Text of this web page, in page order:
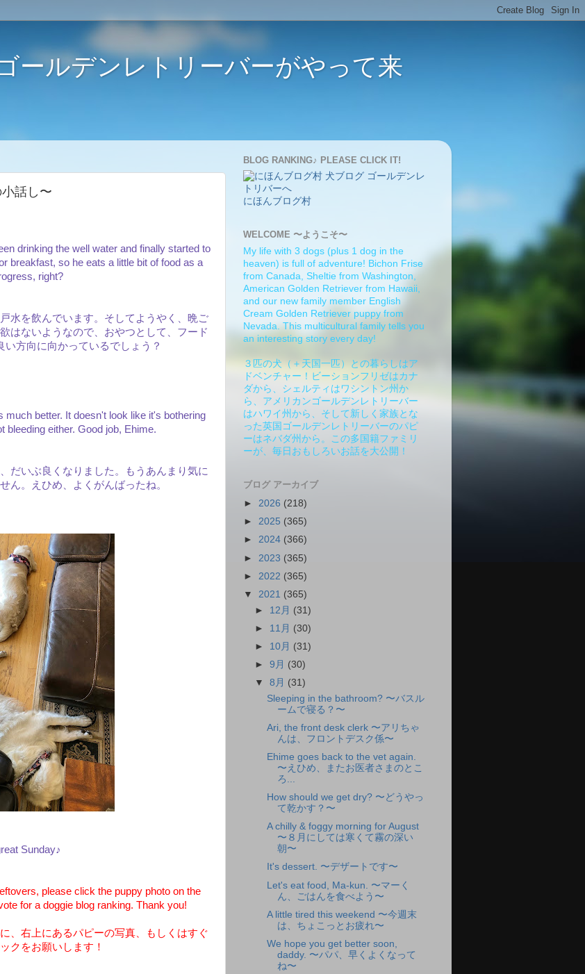
ールデンレトリーバーがやって来
話し〜
drinking the well water and finally started to
breakfast, so he eats a little bit of food as a
right?
水を飲んでいます。そしてようやく、晩ご
はないようなので、おやつとして、フード
方向に向かっているでしょう？
better. It doesn't look like it's bothering
bleeding either. Good job, Ehime.
だいぶ良くなりました。もうあんまり気に
ん。えひめ、よくがんばったね。
Sunday♪
please click the puppy photo on the
for a doggie blog ranking. Thank you!
、右上にあるパピーの写真、もしくはすぐ
クをお願いします！
BLOG RANKING♪ PLEASE CLICK IT!
にほんブログ村
WELCOME 〜ようこそ〜
My life with 3 dogs (plus 1 dog in the
heaven) is full of adventure! Bichon Frise
from Canada, Sheltie from Washington,
American Golden Retriever from Hawaii,
and our new family member English
Cream Golden Retriever puppy from
Nevada. This multicultural family tells you
an interesting story every day!
３匹の犬（＋天国一匹）との暮らしはア
ドベンチャー！ビーションフリゼはカナ
ダから、シェルティはワシントン州か
ら、アメリカンゴールデンレトリーバー
はハワイ州から、そして新しく家族とな
った英国ゴールデンレトリーバーのパピ
ーはネバダ州から。この多国籍ファミリ
ーが、毎日おもしろいお話を大公開！
ブログ アーカイブ
► 2026 (218)
► 2025 (365)
► 2024 (366)
► 2023 (365)
► 2022 (365)
▼ 2021 (365)
► 12月 (31)
► 11月 (30)
► 10月 (31)
►9月 (30)
▼8月 (31)
Sleeping in the bathroom? 〜バスル
ームで寝る？〜
Ari, the front desk clerk 〜アリちゃ
んは、フロントデスク係〜
Ehime goes back to the vet again.
〜えひめ、またお医者さまのとこ
ろ...
How should we get dry? 〜どうやっ
て乾かす？〜
A chilly & foggy morning for August
〜８月にしては寒くて霧の深い
朝〜
It's dessert. 〜デザートです〜
Let's eat food, Ma-kun. 〜マーく
ん、ごはんを食べよう〜
A little tired this weekend 〜今週末
は、ちょこっとお疲れ〜
We hope you get better soon,
daddy. 〜パパ、早くよくなって
ね〜